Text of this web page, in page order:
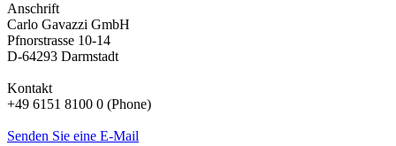
Anschrift
Carlo Gavazzi GmbH
Pfnorstrasse 10-14
D-64293 Darmstadt
Kontakt
+49 6151 8100 0 (Phone)
Senden Sie eine E-Mail